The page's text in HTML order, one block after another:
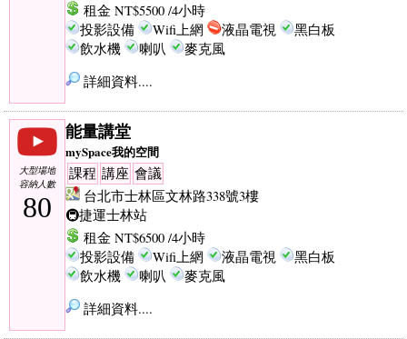
租金 NT$5500 /4小時
投影設備
Wifi上網 液晶電視
黑白板
飲水機
喇叭
麥克風
詳細資料....
大型場地
容納人數
80
能量講堂
mySpace我的空間
課程 講座 會議
台北市士林區文林路338號3樓
🚇捷運士林站
租金 NT$6500 /4小時
投影設備
Wifi上網 液晶電視
黑白板
飲水機
喇叭
麥克風
詳細資料....